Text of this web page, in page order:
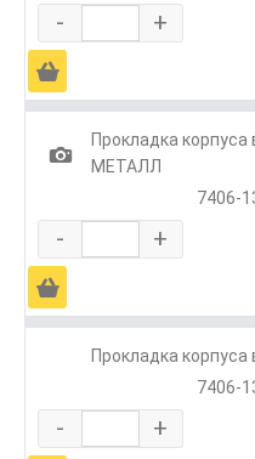
- +
Ä
1
Прокладка
МЕТАЛЛ
7406-
- +
Ä
Прокладка
7406-
- +